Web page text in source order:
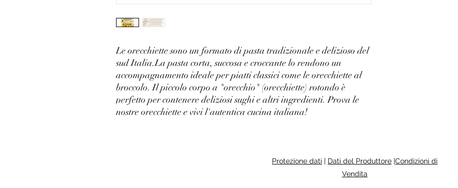
Le orecchiette sono un formato di pasta tradizionale e delizioso del
sud Italia.La pasta corta, succosa e croccante lo rendono un
accompagnamento ideale per piatti classici come le orecchiette al
broccolo. Il piccolo corpo a "orecchio" (orecchiette) rotondo è
perfetto per contenere deliziosi sughi e altri ingredienti. Prova le
nostre orecchiette e vivi l'autentica cucina italiana!
Protezione dati | Dati del Produttore |Condizioni di
Vendita